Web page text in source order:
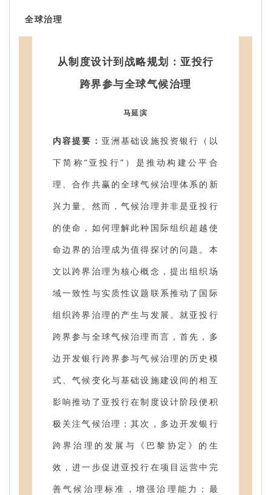
全球治理
从制度设计到战略规划：亚投行
跨界参与全球气候治理
马延滨
内容提要： 亚洲基础设施投资银行（以
下简称“亚投行”）是推动构建公平合
理、合作共赢的全球气候治理体系的新
兴力量。然而，气候治理并非是亚投行
的使命，如何理解此种国际组织超越使
命边界的治理成为值得探讨的问题。本
文以跨界治理为核心概念，提出组织场
域一致性与实质性议题联系推动了国际
组织跨界治理的产生与发展。就亚投行
跨界参与全球气候治理而言，首先，多
边开发银行跨界参与气候治理的历史模
式、气候变化与基础设施建设间的相互
影响推动了亚投行在制度设计阶段便积
极关注气候治理；其次，多边开发银行
跨界治理的发展与《巴黎协定》的生
效，进一步促进亚投行在项目运营中完
善气候治理标准，增强治理能力；最